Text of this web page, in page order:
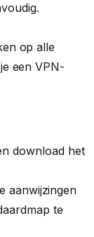
op alle
een VPN-
download het
aanwijzingen
te